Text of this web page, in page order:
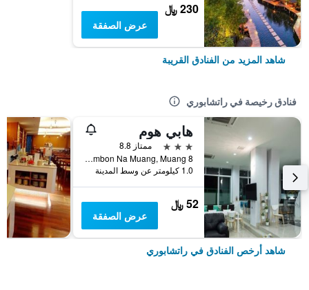
230 ﷼
عرض الصفقة
شاهد المزيد من الفنادق القريبة
فنادق رخيصة في راتشابوري
هابي هوم
3 نجوم
ممتاز 8.8
8 Soi Maen Ramluk 4, Tambon Na Muang, Muang, راتشابوري, تايلاند
1.0 كيلومتر عن وسط المدينة
52 ﷼
عرض الصفقة
شاهد أرخص الفنادق في راتشابوري